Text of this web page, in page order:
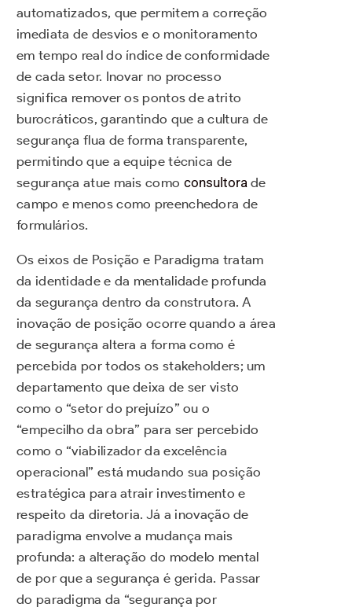
automatizados, que permitem a correção
imediata de desvios e o monitoramento
em tempo real do índice de conformidade
de cada setor. Inovar no processo
significa remover os pontos de atrito
burocráticos, garantindo que a cultura de
segurança flua de forma transparente,
permitindo que a equipe técnica de
segurança atue mais como consultora de
campo e menos como preenchedora de
formulários.
Os eixos de Posição e Paradigma tratam
da identidade e da mentalidade profunda
da segurança dentro da construtora. A
inovação de posição ocorre quando a área
de segurança altera a forma como é
percebida por todos os stakeholders; um
departamento que deixa de ser visto
como o “setor do prejuízo” ou o
“empecilho da obra” para ser percebido
como o “viabilizador da excelência
operacional” está mudando sua posição
estratégica para atrair investimento e
respeito da diretoria. Já a inovação de
paradigma envolve a mudança mais
profunda: a alteração do modelo mental
de por que a segurança é gerida. Passar
do paradigma da “segurança por